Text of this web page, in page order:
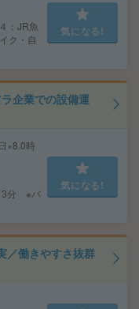
：JR魚
ク・自
気になる!
企業での設備運
×8.0時
13分 ※バ
気になる!
／働きやすさ抜群